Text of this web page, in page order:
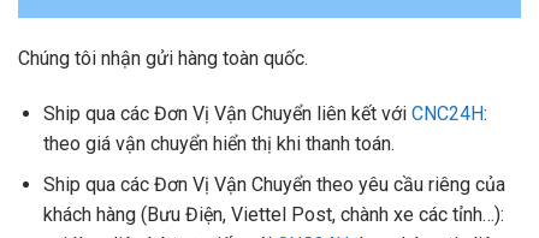
Chúng tôi nhận gửi hàng toàn quốc.
Ship qua các Đơn Vị Vận Chuyển liên kết với CNC24H:
theo giá vận chuyển hiển thị khi thanh toán.
Ship qua các Đơn Vị Vận Chuyển theo yêu cầu riêng của
khách hàng (Bưu Điện, Viettel Post, chành xe các tỉnh…):